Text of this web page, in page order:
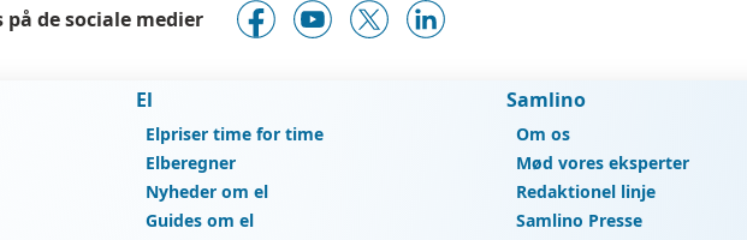
på de sociale medier
El
Elpriser time for time
Elberegner
Nyheder om el
Guides om el
Samlino
Om os
Mød vores eksperter
Redaktionel linje
Samlino Presse